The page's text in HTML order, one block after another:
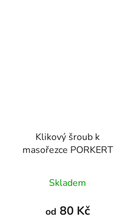
Klikový šroub k
masořezce PORKERT
Skladem
od 80 Kč